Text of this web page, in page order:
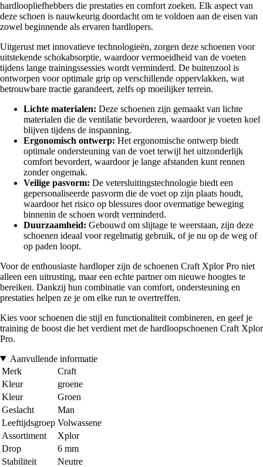
hardloopliefhebbers die prestaties en comfort zoeken. Elk aspect van
deze schoen is nauwkeurig doordacht om te voldoen aan de eisen van
zowel beginnende als ervaren hardlopers.
Uitgerust met innovatieve technologieën, zorgen deze schoenen voor
uitstekende schokabsorptie, waardoor vermoeidheid van de voeten
tijdens lange trainingssessies wordt verminderd. De buitenzool is
ontworpen voor optimale grip op verschillende oppervlakken, wat
betrouwbare tractie garandeert, zelfs op moeilijker terrein.
Lichte materialen: Deze schoenen zijn gemaakt van lichte
materialen die de ventilatie bevorderen, waardoor je voeten koel
blijven tijdens de inspanning.
Ergonomisch ontwerp: Het ergonomische ontwerp biedt
optimale ondersteuning van de voet terwijl het uitzonderlijk
comfort bevordert, waardoor je lange afstanden kunt rennen
zonder ongemak.
Veilige pasvorm: De vetersluitingstechnologie biedt een
gepersonaliseerde pasvorm die de voet op zijn plaats houdt,
waardoor het risico op blessures door overmatige beweging
binnenin de schoen wordt verminderd.
Duurzaamheid: Gebouwd om slijtage te weerstaan, zijn deze
schoenen ideaal voor regelmatig gebruik, of je nu op de weg of
op paden loopt.
Voor de enthousiaste hardloper zijn de schoenen Craft Xplor Pro niet
alleen een uitrusting, maar een echte partner om nieuwe hoogtes te
bereiken. Dankzij hun combinatie van comfort, ondersteuning en
prestaties helpen ze je om elke run te overtreffen.
Kies voor schoenen die stijl en functionaliteit combineren, en geef je
training de boost die het verdient met de hardloopschoenen Craft Xplor
Pro.
Aanvullende informatie
Merk
Craft
Kleur
groene
Kleur
Groen
Geslacht
Man
Leeftijdsgroep Volwassene
Assortiment
Xplor
Drop
6 mm
Stabiliteit
Neutre